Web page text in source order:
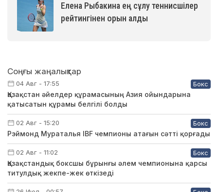
Елена Рыбакина ең сұлу теннисшілер
рейтингінен орын алды
Соңғы жаңалықтар
04 Авг - 17:55 Бокс
Қазақстан әйелдер құрамасының Азия ойындарына
қатысатын құрамы белгілі болды
02 Авг - 15:20 Бокс
Рэймонд Мураталья IBF чемпионы атағын сәтті қорғады
02 Авг - 11:02 Бокс
Қазақстандық боксшы бұрынғы әлем чемпионына қарсы
титулдық жекпе-жек өткізеді